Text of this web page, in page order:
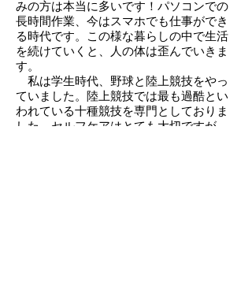
みの方は本当に多いです！パソコンでの
長時間作業、今はスマホでも仕事ができ
る時代です。この様な暮らしの中で生活
を続けていくと、人の体は歪んでいきま
す。
​ 私は学生時代、野球と陸上競技をやっ
ていました。陸上競技では最も過酷とい
われている十種競技を専門としておりま
した。セルフケアはとても大切ですが、